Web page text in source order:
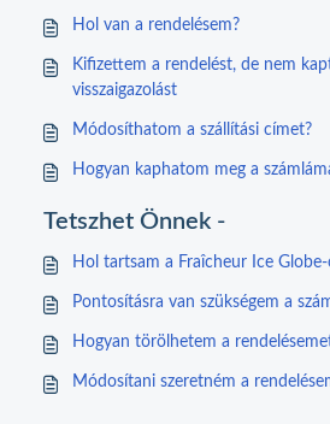
Hol van a rendelésem?
Kifizettem a rendelést, de nem
visszaigazolást
Módosíthatom a szállítási címet?
Hogyan kaphatom meg a
Tetszhet Önnek -
Hol tartsam a Fraîcheur Ice
Pontosításra van szükségem a
Hogyan törölhetem a
Módosítani szeretném a